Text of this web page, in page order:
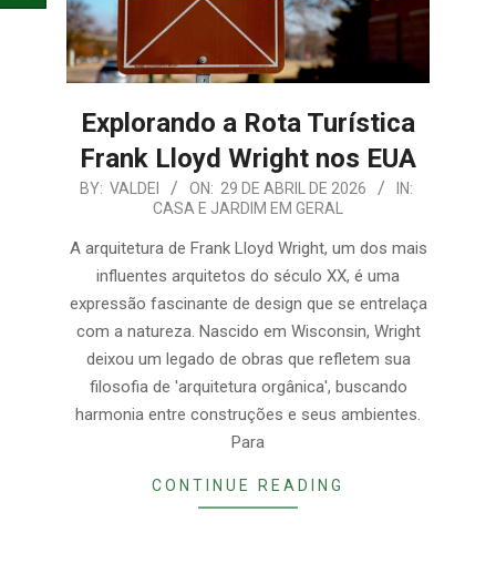
Explorando a Rota Turística
Frank Lloyd Wright nos EUA
2026-
29
BY: VALDEI ON: 29 DE ABRIL DE 2026
IN:
CASA E JARDIM EM GERAL
A arquitetura de Frank Lloyd Wright, um dos mais
influentes arquitetos do século XX, é uma
expressão fascinante de design que se entrelaça
com a natureza. Nascido em Wisconsin, Wright
deixou um legado de obras que refletem sua
filosofia de 'arquitetura orgânica', buscando
harmonia entre construções e seus ambientes.
Para
CONTINUE READING